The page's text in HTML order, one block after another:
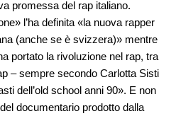
promessa del rap italiano.
l’ha definita «la nuova rapper
(anche se è svizzera)» mentre
portato la rivoluzione nel rap, tra
– sempre secondo Carlotta Sisti
dell’old school anni 90». E non
documentario prodotto dalla